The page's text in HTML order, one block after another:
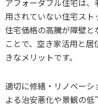
用されていない住宅スト
住宅価格の高騰が障壁と
ことで、空き家活用と
きなメリットです。
適切に修繕・リノベー
よる治安悪化や景観の